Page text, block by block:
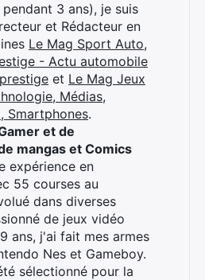
3 ans), je suis
et Rédacteur en
Le Mag Sport Auto,
- Actu automobile
et Le Mag Jeux
Médias,
Smartphones.
et de
mangas et Comics
expérience en
55 courses au
dans diverses
de jeux vidéo
ans, j'ai fait mes armes
Nes et Gameboy.
sélectionné pour la